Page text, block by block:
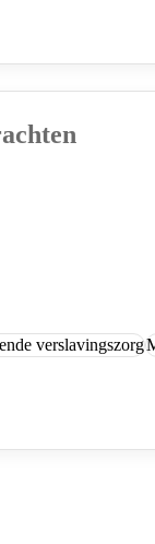
verslavingszorg